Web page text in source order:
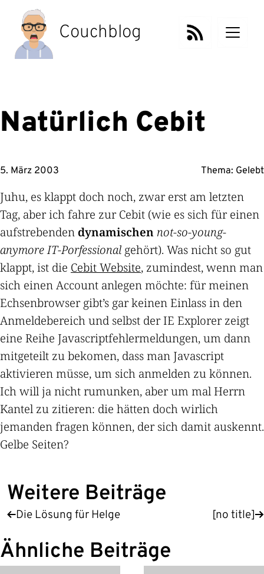
Inhalt
springen
Couchblog
Natürlich Cebit
5. März 2003 Thema: Gelebt
Juhu, es klappt doch noch, zwar erst am letzten
Tag, aber ich fahre zur Cebit (wie es sich für einen
aufstrebenden dynamischen not-so-young-
anymore IT-Porfessional gehört). Was nicht so gut
klappt, ist die Cebit Website, zumindest, wenn man
sich einen Account anlegen möchte: für meinen
Echsenbrowser gibt’s gar keinen Einlass in den
Anmeldebereich und selbst der IE Explorer zeigt
eine Reihe Javascriptfehlermeldungen, um dann
mitgeteilt zu bekomen, dass man Javascript
aktivieren müsse, um sich anmelden zu können.
Ich will ja nicht rumunken, aber um mal Herrn
Kantel zu zitieren: die hätten doch wirlich
jemanden fragen können, der sich damit auskennt.
Gelbe Seiten?
Weitere Beiträge
Die Lösung für Helge [no title]
Ähnliche Beiträge